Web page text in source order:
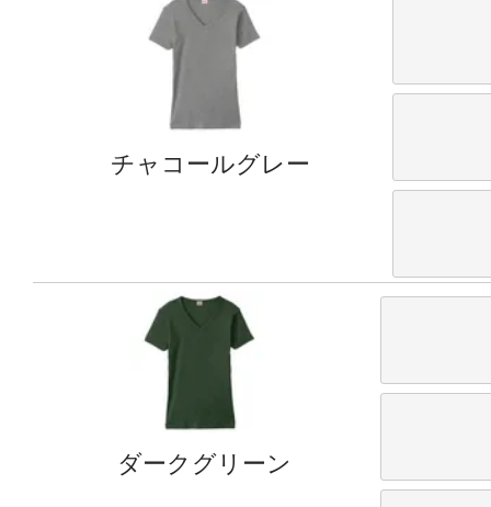
チャコールグレー
ダークグリーン